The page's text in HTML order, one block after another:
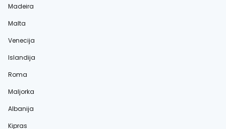
Madeira
Malta
Venecija
Islandija
Roma
Maljorka
Albanija
Kipras